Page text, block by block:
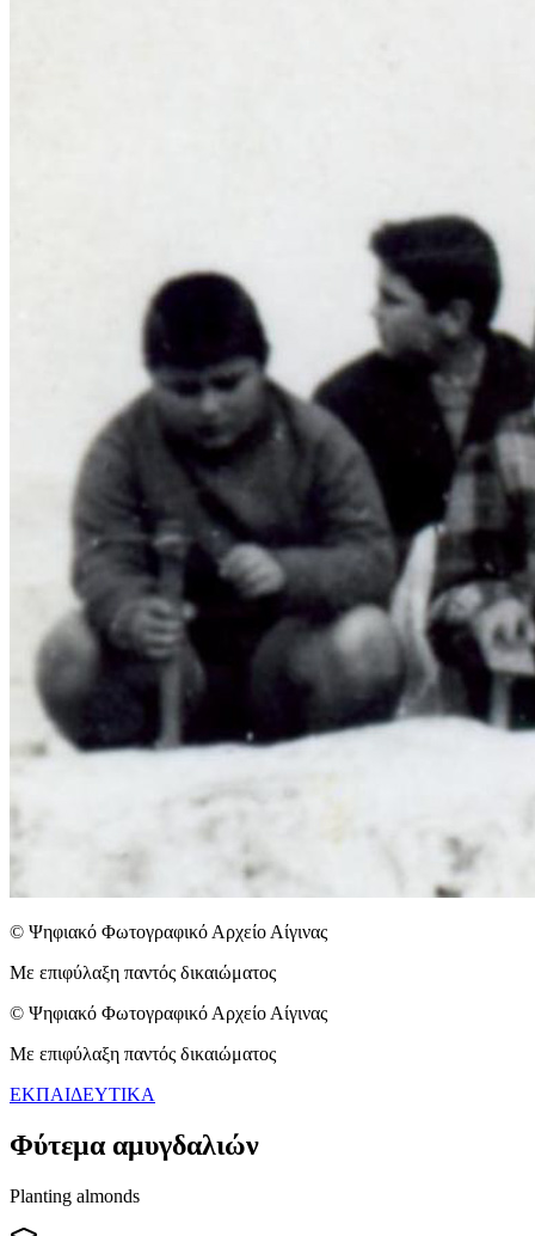
© Ψηφιακό Φωτογραφικό Αρχείο Αίγινας
Με επιφύλαξη παντός δικαιώματος
© Ψηφιακό Φωτογραφικό Αρχείο Αίγινας
Με επιφύλαξη παντός δικαιώματος
ΕΚΠΑΙΔΕΥΤΙΚΑ
Φύτεμα αμυγδαλιών
Planting almonds